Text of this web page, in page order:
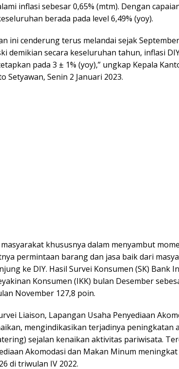
inflasi sebesar 0,65% (mtm). Dengan
berada pada level 6,49% (yoy).
ini cenderung terus melandai sejak
demikian secara keseluruhan tahun, inflasi
pada 3 ± 1% (yoy),” ungkap Kepala
Setyawan, Senin 2 Januari 2023.
khususnya dalam menyambut
permintaan barang dan jasa baik dari
ke DIY. Hasil Survei Konsumen (SK) Bank
Konsumen (IKK) bulan Desember
November 127,8 poin.
Liaison, Lapangan Usaha Penyediaan
mengindikasikan terjadinya peningkatan
sejalan kenaikan aktivitas pariwisata.
Akomodasi dan Makan Minum meningkat
di triwulan IV 2022.